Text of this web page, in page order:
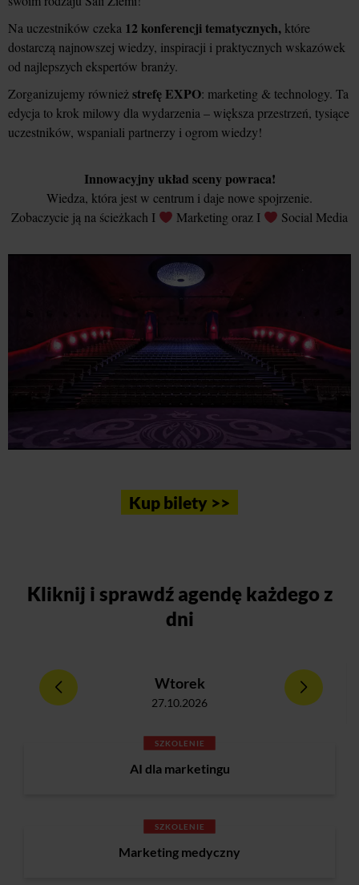
Na uczestników czeka 12 konferencji tematycznych, które
dostarczą najnowszej wiedzy, inspiracji i praktycznych wskazówek
od najlepszych ekspertów branży.
Zorganizujemy równieżstrefę EXPO: marketing & technology. Ta
edycja to krok milowy dla wydarzenia – większa przestrzeń, tysiące
uczestników, wspaniali partnerzy i ogrom wiedzy!
Innowacyjny układ sceny powraca!
Wiedza, która jest w centrum i daje nowe spojrzenie.
Zobaczycie ją na ścieżkach I
Marketing oraz I Social Media
Kup bilety >>
Kliknij i sprawdź agendę każdego z
dni
Wtorek
27.10.2026
SZKOLENIE
AI dla marketingu
SZKOLENIE
Marketing medyczny